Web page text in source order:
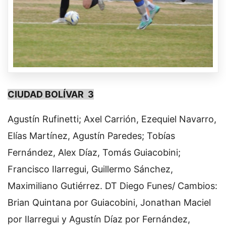
CIUDAD BOLÍVAR 3
Agustín Rufinetti; Axel Carrión, Ezequiel Navarro,
Elías Martínez, Agustín Paredes; Tobías
Fernández, Alex Díaz, Tomás Guiacobini;
Francisco Ilarregui, Guillermo Sánchez,
Maximiliano Gutiérrez. DT Diego Funes/ Cambios:
Brian Quintana por Guiacobini, Jonathan Maciel
por Ilarregui y Agustín Díaz por Fernández,